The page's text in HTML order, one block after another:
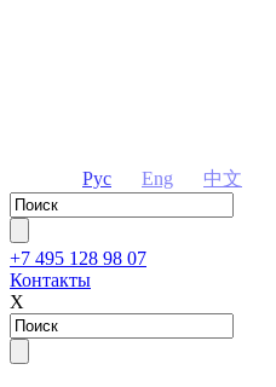
Рус Eng 中文
+7 495 128 98 07
Контакты
Х